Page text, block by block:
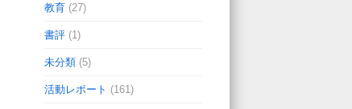
教育 (27)
書評 (1)
未分類 (5)
活動レポート (161)